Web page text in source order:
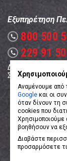
Εξυπηρέτηση
call 800 500
call 229 91
Δευτέρα -
Σάββατο: 08:00 –
Αναμένουμε από
Google και οι
όταν δίνουν τη
cookies που
Χρησιμοποιούμε
βοηθήσουν να
Διαβάστε
προσαρμόσετε